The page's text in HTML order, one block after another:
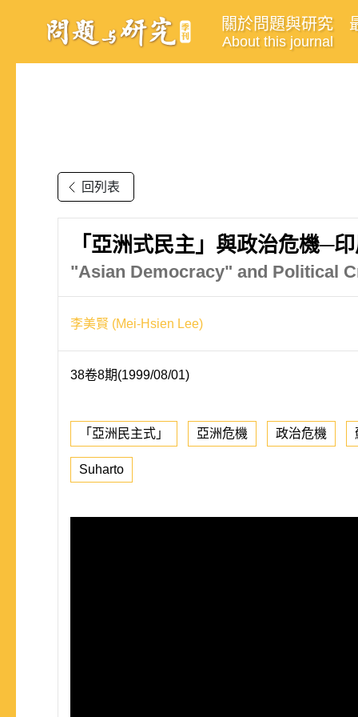
關於問題與研究
About this journal
回列表
「亞洲式民主」與政治危機─
"Asian Democracy" and Political
李美賢 (Mei-Hsien Lee)
38卷8期(1999/08/01)
「亞洲民主式」 亞洲危機 政治危機
Suharto